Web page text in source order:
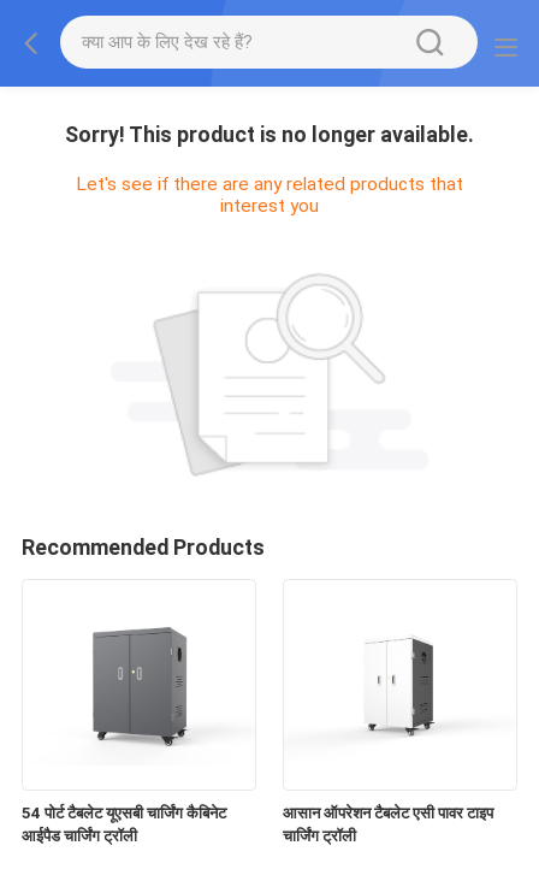
Sorry! This product is no longer available.
Let's see if there are any related products that
interest you
Recommended Products
54 पोर्ट टैबलेट यूएसबी चार्जिंग कैबिनेट
आईपैड चार्जिंग ट्रॉली
आसान ऑपरेशन टैबलेट एसी पावर टाइप
चार्जिंग ट्रॉली